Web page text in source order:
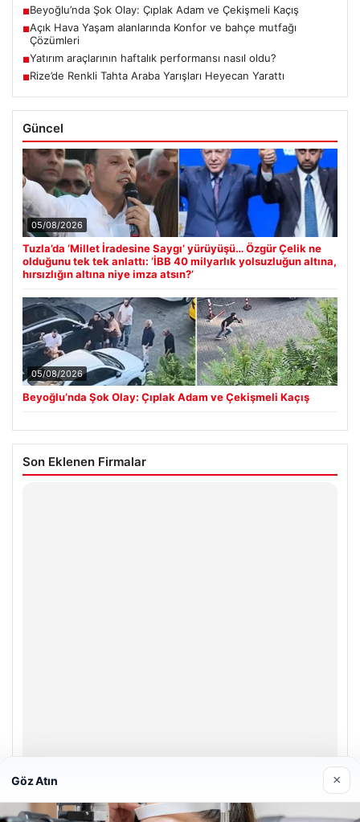
■Beyoğlu’nda Şok Olay: Çıplak Adam ve Çekişmeli Kaçış
■Açık Hava Yaşam alanlarında Konfor ve bahçe mutfağı
Çözümleri
■Yatırım araçlarının haftalık performansı nasıl oldu?
■Rize’de Renkli Tahta Araba Yarışları Heyecan Yarattı
Güncel
05/08/2026
Tuzla’da ‘Millet İradesine Saygı’ yürüyüşü… Özgür Çelik ne
olduğunu tek tek anlattı: ‘İBB 40 milyarlık yolsuzluğun altına,
hırsızlığın altına niye imza atsın?’
05/08/2026
Beyoğlu’nda Şok Olay: Çıplak Adam ve Çekişmeli Kaçış
Son Eklenen Firmalar
Hastaş Beton
Göz Atın ×